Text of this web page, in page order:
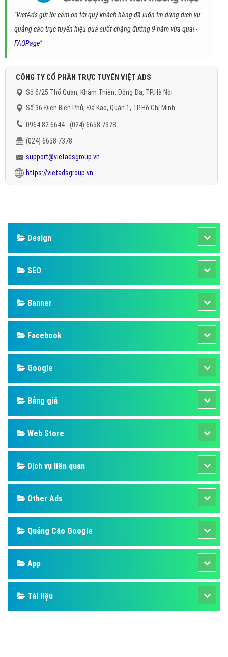
"VietAds gửi lời cảm ơn tới quý khách hàng đã luôn tin dùng dịch vụ
quảng cáo trực tuyến hiệu quả suốt chặng đường 9 năm vừa qua! -
FAQPage"
CÔNG TY CỔ PHẦN TRỰC TUYẾN VIỆT ADS
Số 6/25 Thổ Quan, Khâm Thiên, Đống Đa, TP.Hà Nội
Số 36 Điện Biên Phủ, Đa Kao, Quận 1, TP.Hồ Chí Minh
0964 82 6644 - (024) 6658 7378
(024) 6658 7378
support@vietadsgroup.vn
https://vietadsgroup.vn
Design
SEO
Banner
Facebook
Google